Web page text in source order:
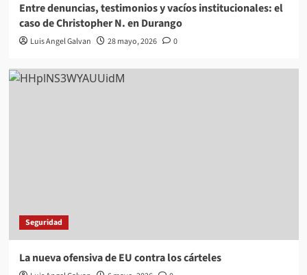
Entre denuncias, testimonios y vacíos institucionales: el
caso de Christopher N. en Durango
Luis Angel Galvan 28 mayo, 2026 0
Seguridad
La nueva ofensiva de EU contra los cárteles